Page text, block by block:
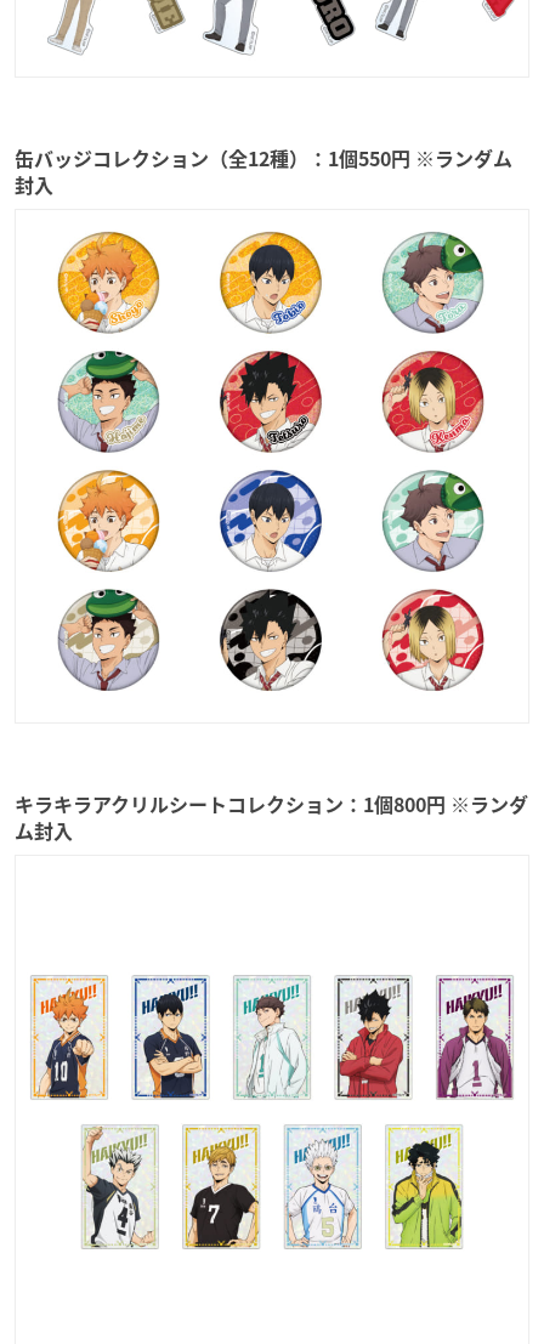
缶バッジコレクション（全12種）：1個550円 ※ランダム
封入
キラキラアクリルシートコレクション：1個800円 ※ランダ
ム封入